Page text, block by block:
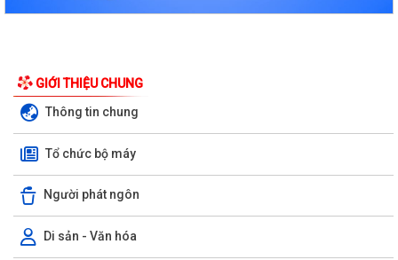
GIỚI THIỆU CHUNG
Thông tin chung
Tổ chức bộ máy
Người phát ngôn
Di sản - Văn hóa